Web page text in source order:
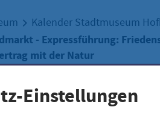
Kalender Stadtmuseum
- Expressführung:
mit der Natur
Einstellungen